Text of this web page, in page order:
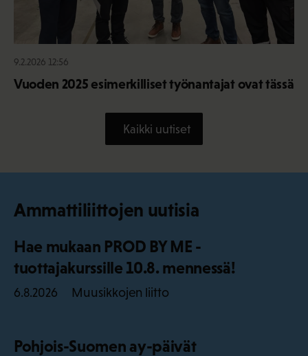
9.2.2026 12:56
Vuoden 2025 esimerkilliset työnantajat ovat tässä
Kaikki uutiset
Ammattiliittojen uutisia
Hae mukaan PROD BY ME -
tuottajakurssille 10.8. mennessä!
6.8.2026 Muusikkojen liitto
Pohjois-Suomen ay-päivät